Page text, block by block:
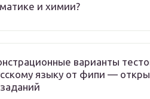
и химии?
варианты
языку от фипи —